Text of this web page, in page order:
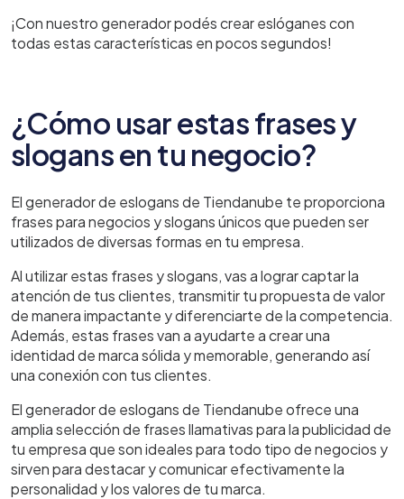
¡Con nuestro generador podés crear eslóganes con
todas estas características en pocos segundos!
¿Cómo usar estas frases y
slogans en tu negocio?
El generador de eslogans de Tiendanube te proporciona
frases para negocios y slogans únicos que pueden ser
utilizados de diversas formas en tu empresa.
Al utilizar estas frases y slogans, vas a lograr captar la
atención de tus clientes, transmitir tu propuesta de valor
de manera impactante y diferenciarte de la competencia.
Además, estas frases van a ayudarte a crear una
identidad de marca sólida y memorable, generando así
una conexión con tus clientes.
El generador de eslogans de Tiendanube ofrece una
amplia selección de frases llamativas para la publicidad de
tu empresa que son ideales para todo tipo de negocios y
sirven para destacar y comunicar efectivamente la
personalidad y los valores de tu marca.